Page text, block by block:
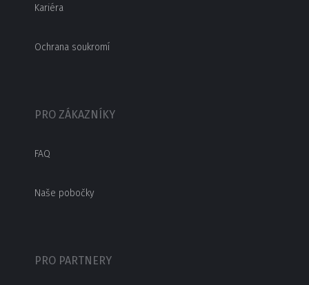
Kariéra
Ochrana soukromí
PRO ZÁKAZNÍKY
FAQ
Naše pobočky
PRO PARTNERY